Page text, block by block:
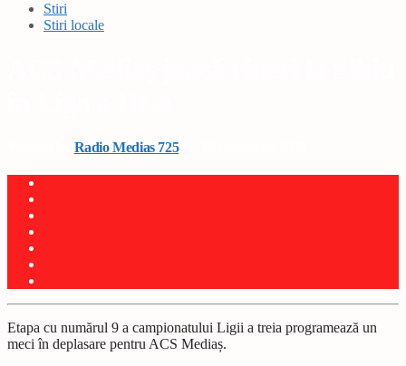
Stiri
Stiri locale
Radio Medias 725on 16 octombrie 2025
Etapa cu numărul 9 a campionatului Ligii a treia programează un
meci în deplasare pentru ACS Mediaș.